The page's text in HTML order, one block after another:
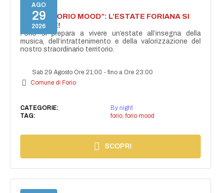
AGO
29
2026
NASCE “FORIO MOOD”: L’ESTATE FORIANA SI
ACCENDE!
Forio si prepara a vivere un’estate all’insegna della
musica, dell’intrattenimento e della valorizzazione del
nostro straordinario territorio.
Sab 29 Agosto Ore 21:00 -fino a Ore 23:00
Comune di Forio
CATEGORIE:
By night
TAG:
forio, forio mood
SCOPRI